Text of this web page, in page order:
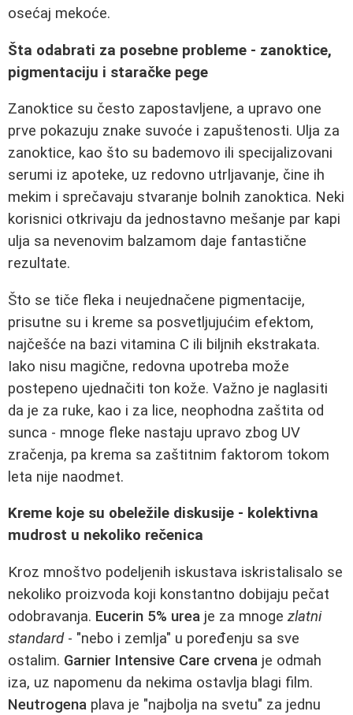
osećaj mekoće.
Šta odabrati za posebne probleme - zanoktice,
pigmentaciju i staračke pege
Zanoktice su često zapostavljene, a upravo one
prve pokazuju znake suvoće i zapuštenosti. Ulja za
zanoktice, kao što su bademovo ili specijalizovani
serumi iz apoteke, uz redovno utrljavanje, čine ih
mekim i sprečavaju stvaranje bolnih zanoktica. Neki
korisnici otkrivaju da jednostavno mešanje par kapi
ulja sa nevenovim balzamom daje fantastične
rezultate.
Što se tiče fleka i neujednačene pigmentacije,
prisutne su i kreme sa posvetljujućim efektom,
najčešće na bazi vitamina C ili biljnih ekstrakata.
Iako nisu magične, redovna upotreba može
postepeno ujednačiti ton kože. Važno je naglasiti
da je za ruke, kao i za lice, neophodna zaštita od
sunca - mnoge fleke nastaju upravo zbog UV
zračenja, pa krema sa zaštitnim faktorom tokom
leta nije naodmet.
Kreme koje su obeležile diskusije - kolektivna
mudrost u nekoliko rečenica
Kroz mnoštvo podeljenih iskustava iskristalisalo se
nekoliko proizvoda koji konstantno dobijaju pečat
odobravanja. Eucerin 5% urea je za mnoge zlatni
standard- "nebo i zemlja" u poređenju sa sve
ostalim. Garnier Intensive Care crvena je odmah
iza, uz napomenu da nekima ostavlja blagi film.
Neutrogena plava je "najbolja na svetu" za jednu